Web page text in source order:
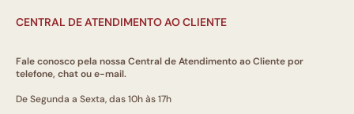
CENTRAL DE ATENDIMENTO AO CLIENTE
Fale conosco pela nossa Central de Atendimento ao Cliente por
telefone, chat ou e-mail.
De Segunda a Sexta, das 10h às 17h